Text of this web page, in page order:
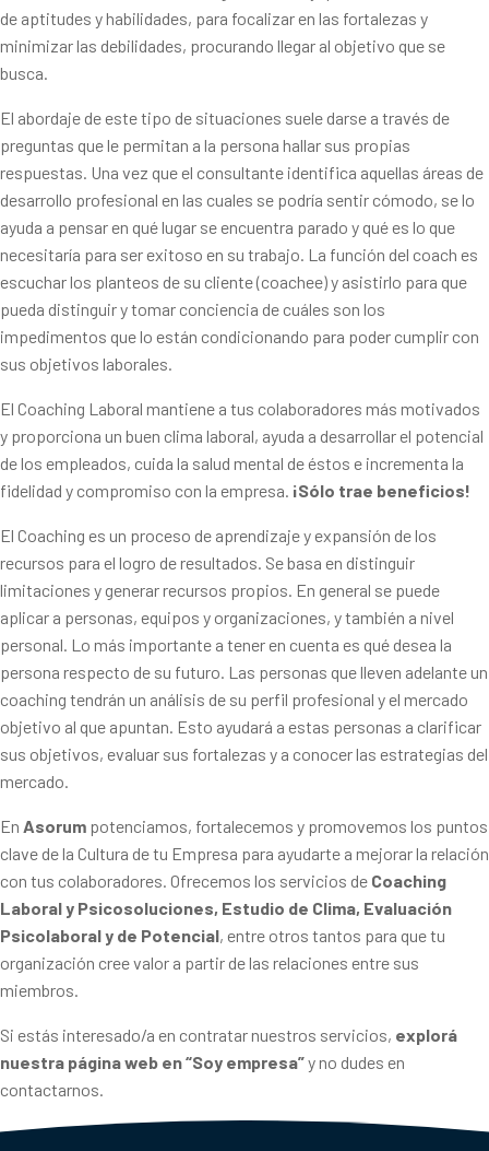
de aptitudes y habilidades, para focalizar en las fortalezas y
minimizar las debilidades, procurando llegar al objetivo que se
busca.
El abordaje de este tipo de situaciones suele darse a través de
preguntas que le permitan a la persona hallar sus propias
respuestas. Una vez que el consultante identifica aquellas áreas de
desarrollo profesional en las cuales se podría sentir cómodo, se lo
ayuda a pensar en qué lugar se encuentra parado y qué es lo que
necesitaría para ser exitoso en su trabajo. La función del coach es
escuchar los planteos de su cliente (coachee) y asistirlo para que
pueda distinguir y tomar conciencia de cuáles son los
impedimentos que lo están condicionando para poder cumplir con
sus objetivos laborales.
El Coaching Laboral mantiene a tus colaboradores más motivados
y proporciona un buen clima laboral, ayuda a desarrollar el potencial
de los empleados, cuida la salud mental de éstos e incrementa la
fidelidad y compromiso con la empresa. ¡Sólo trae beneficios!
El Coaching es un proceso de aprendizaje y expansión de los
recursos para el logro de resultados. Se basa en distinguir
limitaciones y generar recursos propios. En general se puede
aplicar a personas, equipos y organizaciones, y también a nivel
personal. Lo más importante a tener en cuenta es qué desea la
persona respecto de su futuro. Las personas que lleven adelante un
coaching tendrán un análisis de su perfil profesional y el mercado
objetivo al que apuntan. Esto ayudará a estas personas a clarificar
sus objetivos, evaluar sus fortalezas y a conocer las estrategias del
mercado.
En Asorum potenciamos, fortalecemos y promovemos los puntos
clave de la Cultura de tu Empresa para ayudarte a mejorar la relación
con tus colaboradores. Ofrecemos los servicios de Coaching
Laboral y Psicosoluciones, Estudio de Clima, Evaluación
Psicolaboral y de Potencial, entre otros tantos para que tu
organización cree valor a partir de las relaciones entre sus
miembros.
Si estás interesado/a en contratar nuestros servicios, explorá
nuestra página web en “Soy empresa”y no dudes en
contactarnos.